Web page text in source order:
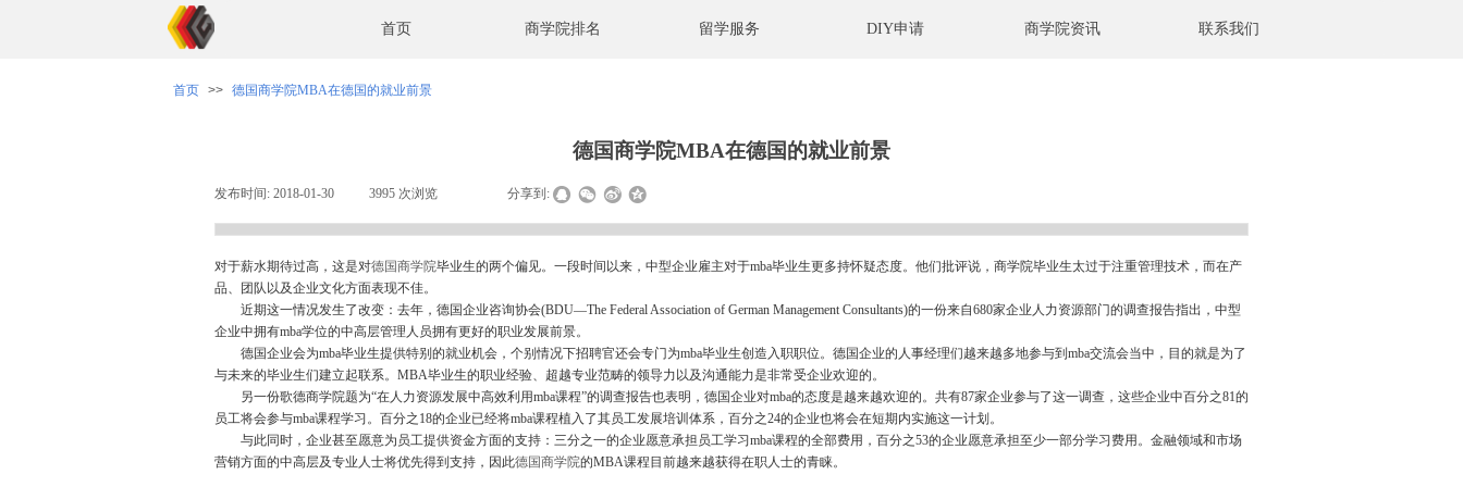
首页 商学院排名 留学服务 DIY申请 商学院资讯 联系我们
首页 >> 德国商学院MBA在德国的就业前景
德国商学院MBA在德国的就业前景
发布时间: 2018-01-30 3995 次浏览 分享到:
对于薪水期待过高，这是对德国商学院毕业生的两个偏见。一段时间以来，中型企业雇主对于mba毕业生更多持怀疑态度。他们批评说，商学院毕业生太过于注重管理技术，而在产
品、团队以及企业文化方面表现不佳。
近期这一情况发生了改变：去年，德国企业咨询协会(BDU—The Federal Association of German Management Consultants)的一份来自680家企业人力资源部门的调查报告指出，中型
企业中拥有mba学位的中高层管理人员拥有更好的职业发展前景。
德国企业会为mba毕业生提供特别的就业机会，个别情况下招聘官还会专门为mba毕业生创造入职职位。德国企业的人事经理们越来越多地参与到mba交流会当中，目的就是为了
与未来的毕业生们建立起联系。MBA毕业生的职业经验、超越专业范畴的领导力以及沟通能力是非常受企业欢迎的。
另一份歌德商学院题为“在人力资源发展中高效利用mba课程”的调查报告也表明，德国企业对mba的态度是越来越欢迎的。共有87家企业参与了这一调查，这些企业中百分之81的
员工将会参与mba课程学习。百分之18的企业已经将mba课程植入了其员工发展培训体系，百分之24的企业也将会在短期内实施这一计划。
与此同时，企业甚至愿意为员工提供资金方面的支持：三分之一的企业愿意承担员工学习mba课程的全部费用，百分之53的企业愿意承担至少一部分学习费用。金融领域和市场
营销方面的中高层及专业人士将优先得到支持，因此德国商学院的MBA课程目前越来越获得在职人士的青睐。